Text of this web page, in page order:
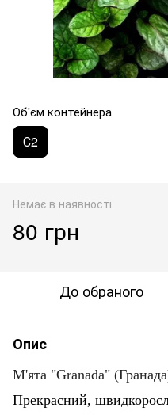
Об'єм контейнера
С2
Немає в наявності
80 грн
До обраного
Опис
М'ята "Granada"
Прекрасний,